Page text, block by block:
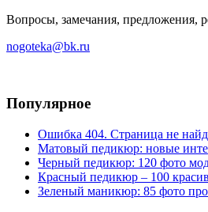
Вопросы, замечания, предложения,
nogoteka@bk.ru
Популярное
Ошибка 404. Страница не
Матовый педикюр: новые
Черный педикюр: 120 фото
Красный педикюр – 100
Зеленый маникюр: 85 фото